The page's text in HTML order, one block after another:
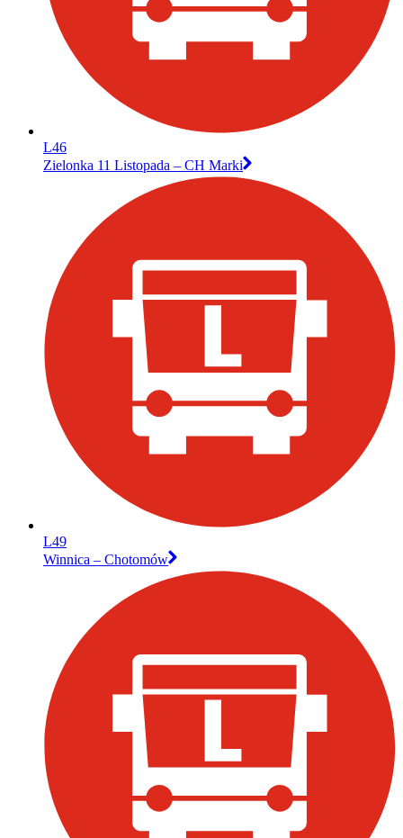
L46
Zielonka 11 Listopada – CH Marki
L49
Winnica – Chotomów